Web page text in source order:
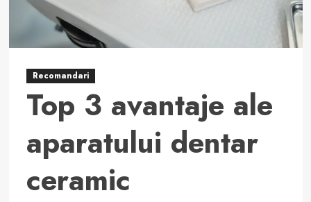
și
evaziune
în
comerțul
românesc
Recomandari
Top 3 avantaje ale
aparatului dentar
ceramic